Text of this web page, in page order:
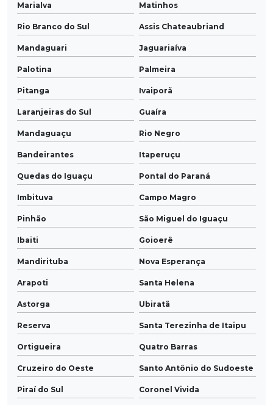
Marialva Matinhos
Rio Branco do Sul Assis Chateaubriand
Mandaguari Jaguariaíva
Palotina Palmeira
Pitanga Ivaiporã
Laranjeiras do Sul Guaíra
Mandaguaçu Rio Negro
Bandeirantes Itaperuçu
Quedas do Iguaçu Pontal do Paraná
Imbituva Campo Magro
Pinhão São Miguel do Iguaçu
Ibaiti Goioerê
Mandirituba Nova Esperança
Arapoti Santa Helena
Astorga Ubiratã
Reserva Santa Terezinha de Itaipu
Ortigueira Quatro Barras
Cruzeiro do Oeste Santo Antônio do Sudoeste
Piraí do Sul Coronel Vivida